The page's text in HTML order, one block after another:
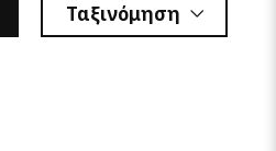
Ταξινόμηση